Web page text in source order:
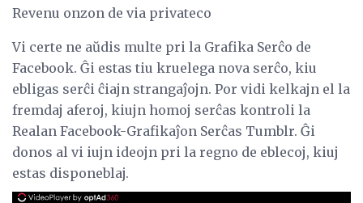
Revenu onzon de via privateco
Vi certe ne aŭdis multe pri la Grafika Serĉo de
Facebook. Ĝi estas tiu kruelega nova serĉo, kiu
ebligas serĉi ĉiajn strangaĵojn. Por vidi kelkajn el la
fremdaj aferoj, kiujn homoj serĉas kontroli la
Realan Facebook-Grafikaĵon Serĉas Tumblr. Ĝi
donos al vi iujn ideojn pri la regno de eblecoj, kiuj
estas disponeblaj.